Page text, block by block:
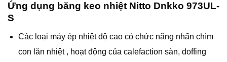
Ứng dụng băng keo nhiệt Nitto Dnkko 973UL-
S
Các loại máy ép nhiệt độ cao có chức năng nhấn chìm
con lăn nhiệt , hoạt động của calefaction sàn, doffing